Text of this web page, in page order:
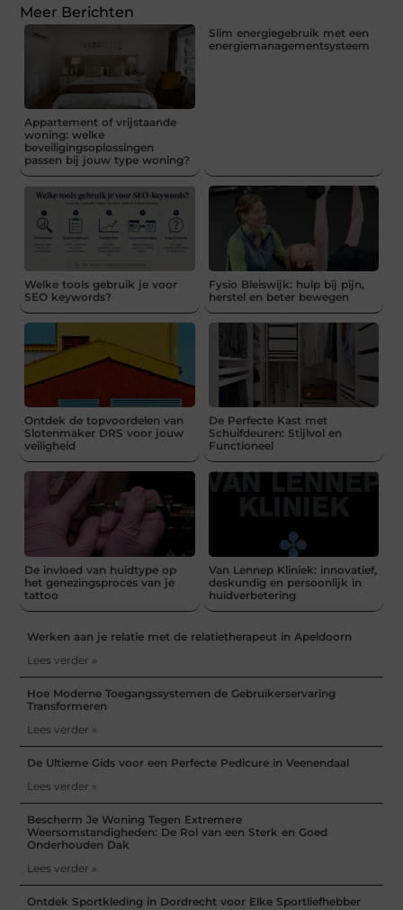
Meer Berichten
Appartement of vrijstaande
woning: welke
beveiligingsoplossingen
passen bij jouw type woning?
Slim energiegebruik met een
energiemanagementsysteem
Welke tools gebruik je voor
SEO keywords?
Fysio Bleiswijk: hulp bij pijn,
herstel en beter bewegen
Ontdek de topvoordelen van
Slotenmaker DRS voor jouw
veiligheid
De Perfecte Kast met
Schuifdeuren: Stijlvol en
Functioneel
De invloed van huidtype op
het genezingsproces van je
tattoo
Van Lennep Kliniek: innovatief,
deskundig en persoonlijk in
huidverbetering
Werken aan je relatie met de relatietherapeut in Apeldoorn
Lees verder »
Hoe Moderne Toegangssystemen de Gebruikerservaring
Transformeren
Lees verder »
De Ultieme Gids voor een Perfecte Pedicure in Veenendaal
Lees verder »
Bescherm Je Woning Tegen Extremere
Weersomstandigheden: De Rol van een Sterk en Goed
Onderhouden Dak
Lees verder »
Ontdek Sportkleding in Dordrecht voor Elke Sportliefhebber